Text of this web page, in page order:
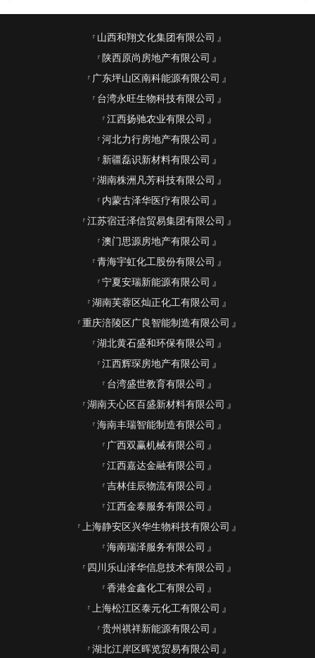
山西和翔文化集团有限公司
陕西原尚房地产有限公司
广东坪山区南科能源有限公司
台湾永旺生物科技有限公司
江西扬驰农业有限公司
河北力行房地产有限公司
新疆磊识新材料有限公司
湖南株洲凡芳科技有限公司
内蒙古泽华医疗有限公司
江苏宿迁泽信贸易集团有限公司
澳门思源房地产有限公司
青海宇虹化工股份有限公司
宁夏安瑞新能源有限公司
湖南芙蓉区灿正化工有限公司
重庆涪陵区广良智能制造有限公司
湖北黄石盛和环保有限公司
江西辉琛房地产有限公司
台湾盛世教育有限公司
湖南天心区百盛新材料有限公司
海南丰瑞智能制造有限公司
广西双赢机械有限公司
江西嘉达金融有限公司
吉林佳辰物流有限公司
江西金泰服务有限公司
上海静安区兴华生物科技有限公司
海南瑞泽服务有限公司
四川乐山泽华信息技术有限公司
香港金鑫化工有限公司
上海松江区泰元化工有限公司
贵州祺祥新能源有限公司
湖北江岸区晖览贸易有限公司